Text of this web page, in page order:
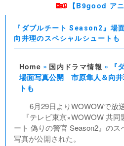
【B9good ア
『ダブルチート Season2』場
向井理のスペシャルシュートも
Home » 国内ドラマ情報 »
『
場面写真公開 市原隼人＆向
トも
6月29日よりWOWOWで放
『テレビ東京×WOWOW 共
ート 偽りの警官 Season2』の
写真が公開された。